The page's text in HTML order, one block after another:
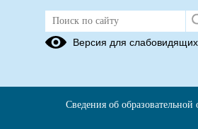
Версия для слабовидящих
Сведения об образовательной